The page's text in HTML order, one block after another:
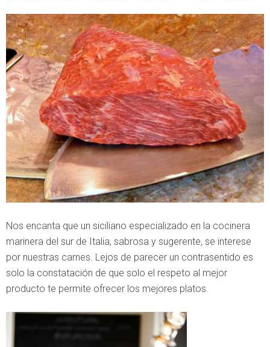
Nos encanta que un siciliano especializado en la cocinera
marinera del sur de Italia, sabrosa y sugerente, se interese
por nuestras carnes. Lejos de parecer un contrasentido es
solo la constatación de que solo el respeto al mejor
producto te permite ofrecer los mejores platos.